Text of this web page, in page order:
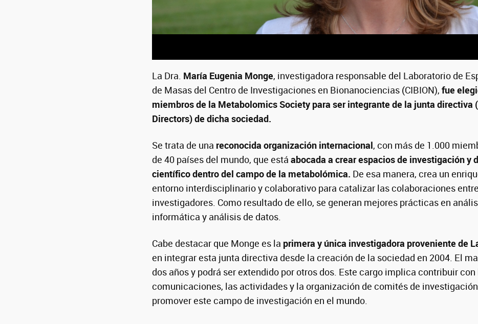
La Dra. María Eugenia Monge, investigadora responsable del Laboratorio de
de Masas del Centro de Investigaciones en Bionanociencias (CIBION), fue
miembros de la Metabolomics Society para ser integrante de la junta directiva
Directors) de dicha sociedad.
Se trata de una reconocida organización internacional, con más de 1.000
de 40 países del mundo, que está abocada a crear espacios de investigación y
científico dentro del campo de la metabolómica. De esa manera, crea un
entorno interdisciplinario y colaborativo para catalizar las colaboraciones entre
investigadores. Como resultado de ello, se generan mejores prácticas en
informática y análisis de datos.
Cabe destacar que Monge es la primera y única investigadora proveniente de
en integrar esta junta directiva desde la creación de la sociedad en 2004. El
dos años y podrá ser extendido por otros dos. Este cargo implica contribuir con
comunicaciones, las actividades y la organización de comités de
promover este campo de investigación en el mundo.